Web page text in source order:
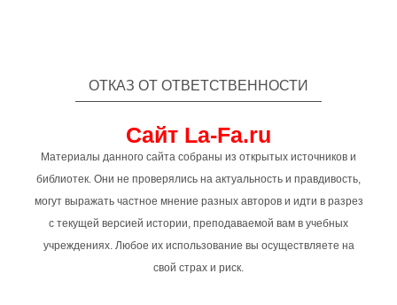
ОТКАЗ ОТ ОТВЕТСТВЕННОСТИ
Сайт La-Fa.ru
Материалы данного сайта собраны из открытых источников и
библиотек. Они не проверялись на актуальность и правдивость,
могут выражать частное мнение разных авторов и идти в разрез
с текущей версией истории, преподаваемой вам в учебных
учреждениях. Любое их использование вы осуществляете на
свой страх и риск.